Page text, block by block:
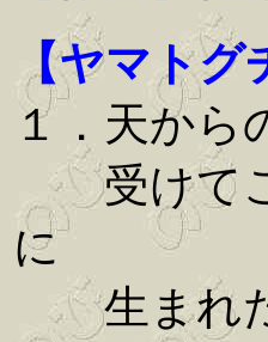
【ヤマト
１．天か
受けてこ
に
生まれ